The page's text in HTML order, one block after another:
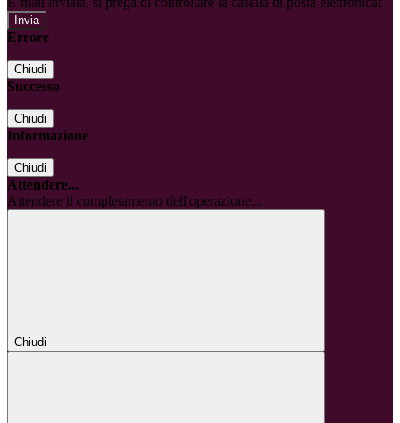
Errore
Chiudi
Successo
Chiudi
Informazione
Chiudi
Attendere...
Attendere il completamento dell'operazione...
Chiudi